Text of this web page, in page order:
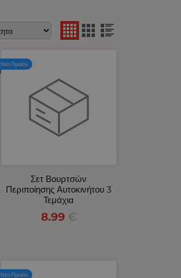
Σετ Βουρτσών
Περιποίησης Αυτοκινήτου 3
Τεμάχια
8.99 €
Νέο Προϊόν
Νέο Προϊόν